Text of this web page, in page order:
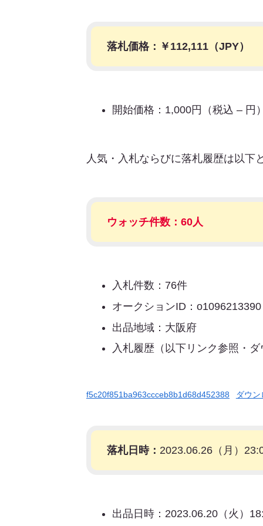
落札価格：￥ 112,111 （JPY）
開始価格：1,000円（税込 – 円）
人気・入札ならびに落札履歴は以下
ウォッチ件数：60人
入札件数：76件
オークションID：o1096213390
出品地域：大阪府
入札履歴（以下リンク参照・ダ
f5c20f851ba963ccceb8b1d68d452388 ダウン
落札日時： 2023.06.26（月）
出品日時：2023.06.20（火）